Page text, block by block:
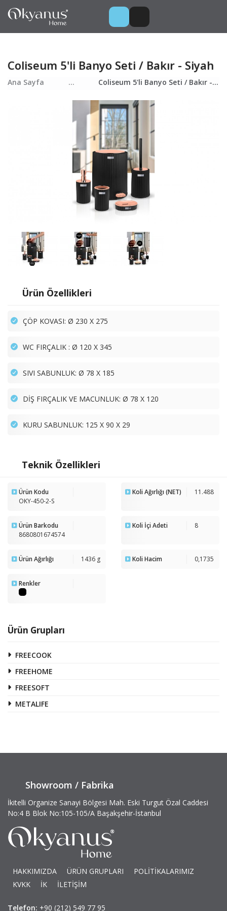
Ürün Grupları
FREECOOK
FREEHOME
FREESOFT
METALIFE
Coliseum 5'li Banyo Seti / Bakır - Siyah
Ana Sayfa ... Coliseum 5'li Banyo Seti / Bakır - Siyah
Ürün Özellikleri
ÇÖP KOVASI: Ø 230 X 275
WC FIRÇALIK : Ø 120 X 345
SIVI SABUNLUK: Ø 78 X 185
DİŞ FIRÇALIK VE MACUNLUK: Ø 78 X 120
KURU SABUNLUK: 125 X 90 X 29
Teknik Özellikleri
Ürün Kodu
OKY-450-2-S
Koli Ağırlığı (NET) 11.488
Ürün Barkodu
8680801674574
Koli İçi Adeti 8
Ürün Ağırlığı 1436 g Koli Hacim 0,1735
Renkler
Showroom / Fabrika
İkitelli Organize Sanayi Bölgesi Mah. Eski Turgut Özal Caddesi
No:4 B Blok No:105-105/A Başakşehir-İstanbul
HAKKIMIZDA ÜRÜN GRUPLARI
POLİTİKALARIMIZ
KVKK
İK İLETİŞİM
Telefon: +90 (212) 549 77 95